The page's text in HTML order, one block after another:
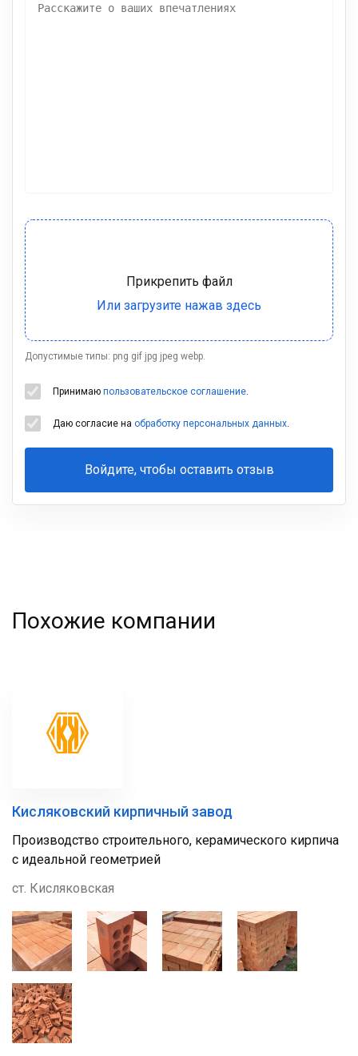
Допустимые типы: png gif jpg jpeg webp.
Принимаю пользовательское соглашение.
Даю согласие на обработку персональных данных.
Войдите, чтобы оставить отзыв
Ваша
Похожие компании
Кисляковский кирпичный завод
Производство строительного, керамического кирпича
c идеальной геометрией
ст. Кисляковская